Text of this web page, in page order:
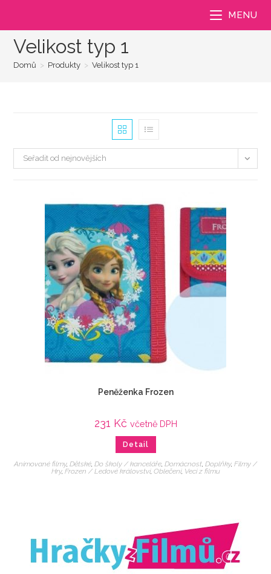
MENU
Velikost typ 1
Domů > Produkty > Velikost typ 1
Seřadit od nejnovějších
Peněženka Frozen
231 Kč včetně DPH
Detail
Animované filmy, Dětské, Do školy / kanceláře, Domácnost, Doplňky, Filmy /
Hry, Frozen / Ledové království, Oblečení, Veci z filmu